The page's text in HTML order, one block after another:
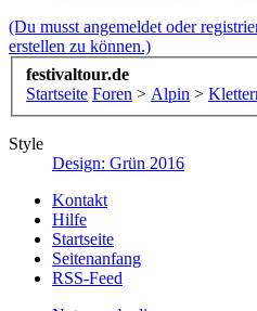
(Du musst angemeldet oder
erstellen zu können.)
festivaltour.de
Startseite Foren > Alpin >
Style
Design: Grün 2016
Kontakt
Hilfe
Startseite
Seitenanfang
RSS-Feed